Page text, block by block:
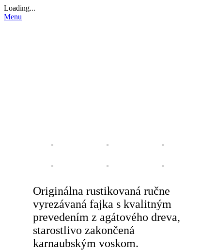
Loading...
Menu
Originálna rustikovaná ručne
vyrezávaná fajka s kvalitným
prevedením z agátového dreva,
starostlivo zakončená
karnaubským voskom.